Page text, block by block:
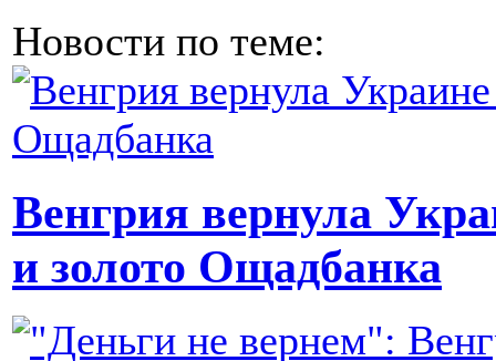
Новости по теме:
Венгрия вернула
и золото Ощадбанка